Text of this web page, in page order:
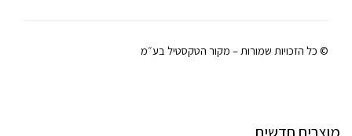
© כל הזכויות שמורות – מקור הטקסטיל בע״מ
מוצרים חדשים